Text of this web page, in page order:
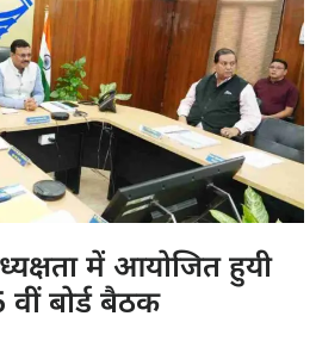
में आयोजित हुयी
बोर्ड बैठक